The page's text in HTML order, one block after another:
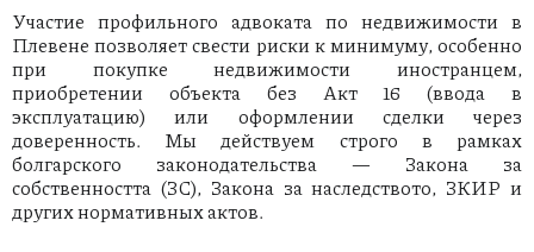
Участие профильного адвоката по недвижимости в
Плевене позволяет свести риски к минимуму, особенно
при покупке недвижимости иностранцем,
приобретении объекта без Акт 16 (ввода в
эксплуатацию) или оформлении сделки через
доверенность. Мы действуем строго в рамках
болгарского законодательства — Закона за
собственността (ЗС), Закона за наследството, ЗКИР и
других нормативных актов.